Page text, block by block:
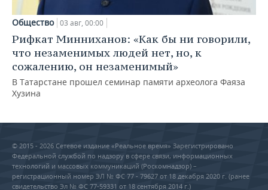
Общество 03 авг, 00:00
Рифкат Минниханов: «Как бы ни говорили,
что незаменимых людей нет, но, к
сожалению, он незаменимый»
В Татарстане прошел семинар памяти археолога Фаяза
Хузина
© 2015 - 2026 Сетевое издание «Реальное время» Зарегистрировано
Федеральной службой по надзору в сфере связи, информационных
технологий и массовых коммуникаций (Роскомнадзор) –
регистрационный номер ЭЛ № ФС 77 - 79627 от 18 декабря 2020 г. (ранее
свидетельство Эл № ФС 77-59331 от 18 сентября 2014 г.)